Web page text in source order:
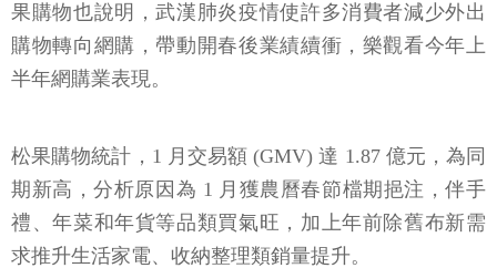
果購物也說明，武漢肺炎疫情使許多消費者減少外出
購物轉向網購，帶動開春後業績續衝，樂觀看今年上
半年網購業表現。
松果購物統計，1 月交易額 (GMV) 達 1.87 億元，為同
期新高，分析原因為 1 月獲農曆春節檔期挹注，伴手
禮、年菜和年貨等品類買氣旺，加上年前除舊布新需
求推升生活家電、收納整理類銷量提升。